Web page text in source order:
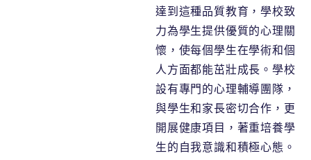
達到這種品質教育，學校致
力為學生提供優質的心理關
懷，使每個學生在學術和個
人方面都能茁壯成長。學校
設有專門的心理輔導團隊，
與學生和家長密切合作，更
開展健康項目，著重培養學
生的自我意識和積極心態。